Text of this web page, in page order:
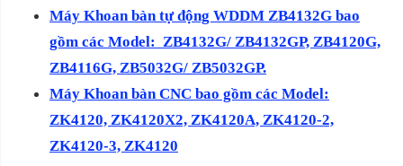
Máy Khoan bàn tự động WDDM ZB4132G bao
gồm các Model: ZB4132G/ ZB4132GP, ZB4120G,
ZB4116G, ZB5032G/ ZB5032GP.
Máy Khoan bàn CNC bao gồm các Model:
ZK4120, ZK4120X2, ZK4120A, ZK4120-2,
ZK4120-3, ZK4120